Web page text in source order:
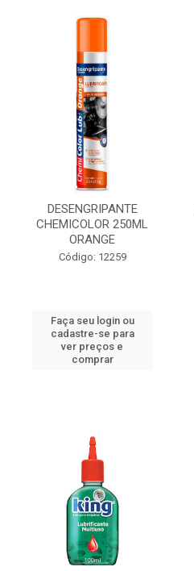
DESENGRIPANTE
CHEMICOLOR 250ML
ORANGE
Código: 12259
Faça seu login ou
cadastre-se para
ver preços e
comprar